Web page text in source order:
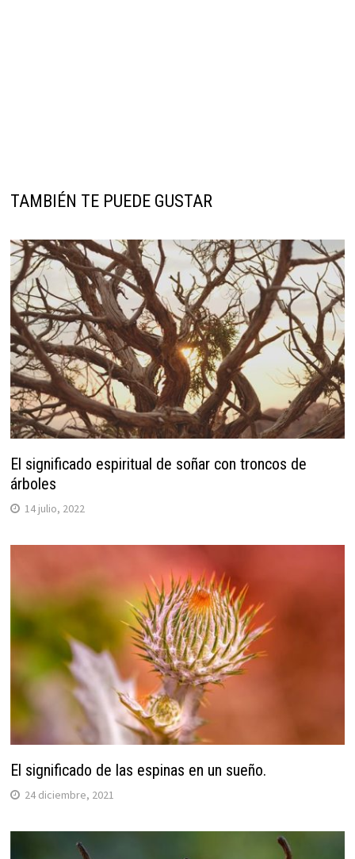
TAMBIÉN TE PUEDE GUSTAR
El significado espiritual de soñar con troncos de
árboles
14 julio, 2022
El significado de las espinas en un sueño.
24 diciembre, 2021